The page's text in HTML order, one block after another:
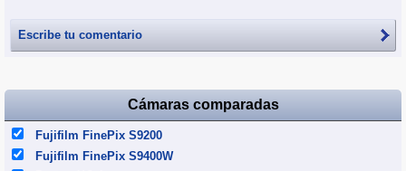
Escribe tu comentario
Cámaras comparadas
Fujifilm FinePix S9200
Fujifilm FinePix S9400W